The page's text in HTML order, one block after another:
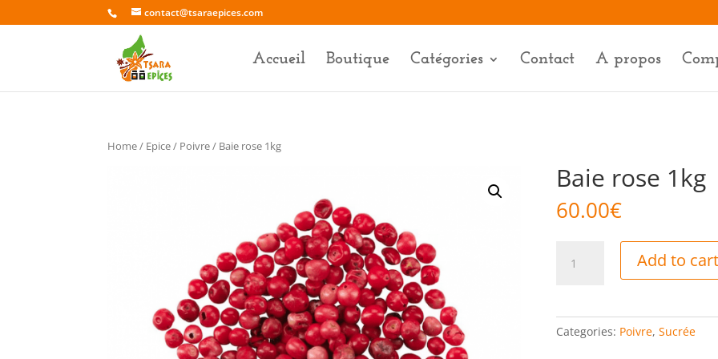
contact@tsaraepices.com
Accueil Boutique Catégories Contact A propos
Home/ Epice/ Poivre/ Baie rose 1kg
Baie rose 1kg
60.00€
rose
Add to cart
Categories: Poivre, Sucrée